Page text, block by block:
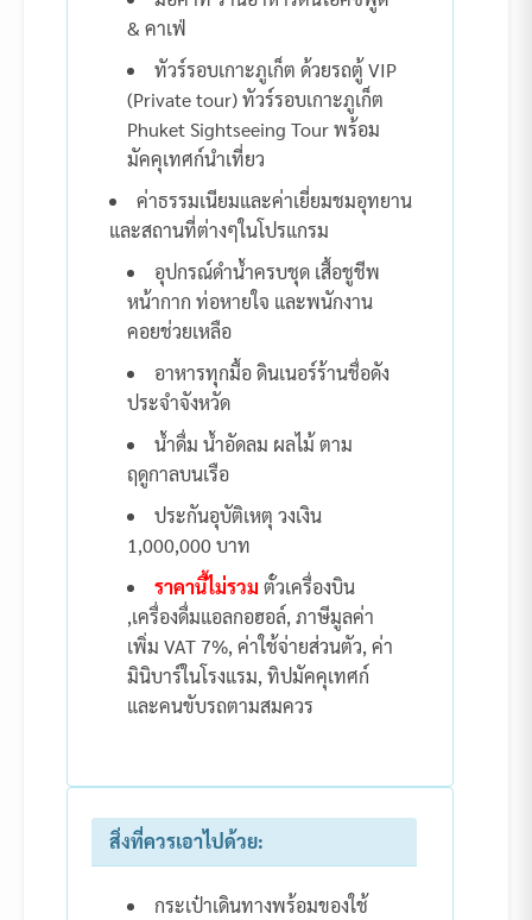
& คาเฟ่
ทัวร์รอบเกาะภูเก็ต ด้วยรถตู้ VIP
(Private tour) ทัวร์รอบเกาะภูเก็ต
Phuket Sightseeing Tour พร้อม
มัคคุเทศก์นำเที่ยว
ค่าธรรมเนียมและค่าเยี่ยมชมอุทยาน
และสถานที่ต่างๆในโปรแกรม
อุปกรณ์ดำน้ำครบชุด เสื้อชูชีพ
หน้ากาก ท่อหายใจ และพนักงาน
คอยช่วยเหลือ
อาหารทุกมื้อ ดินเนอร์ร้านชื่อดัง
ประจำจังหวัด
น้ำดื่ม น้ำอัดลม ผลไม้ ตาม
ฤดูกาลบนเรือ
ประกันอุบัติเหตุ วงเงิน
1,000,000 บาท
ราคานี้ไม่รวม ตั๋วเครื่องบิน
,เครื่องดื่มแอลกอฮอล์, ภาษีมูลค่า
เพิ่ม VAT 7%, ค่าใช้จ่ายส่วนตัว, ค่า
มินิบาร์ในโรงแรม, ทิปมัคคุเทศก์
และคนขับรถตามสมควร
สิ่งที่ควรเอาไปด้วย:
กระเป๋าเดินทางพร้อมของใช้